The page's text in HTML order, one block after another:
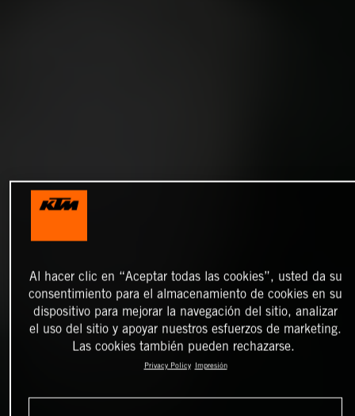
Al hacer clic en “Aceptar todas las cookies”, usted da su
consentimiento para el almacenamiento de cookies en su
dispositivo para mejorar la navegación del sitio, analizar
el uso del sitio y apoyar nuestros esfuerzos de marketing.
Las cookies también pueden rechazarse.
Privacy Policy Impresión